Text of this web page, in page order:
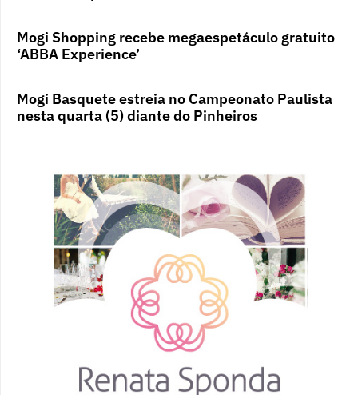
Mogi Shopping recebe megaespetáculo gratuito
‘ABBA Experience’
Mogi Basquete estreia no Campeonato Paulista
nesta quarta (5) diante do Pinheiros